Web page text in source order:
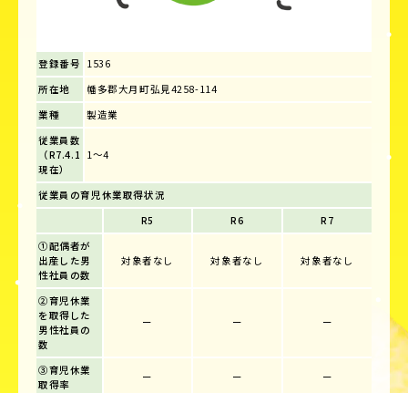
登録番号 1536
所在地
幡多郡大月町弘見4258-114
業種
製造業
従業員数
（R7.4.1
現在）
1～4
従業員の育児休業取得状況
R5
R6
R7
①配偶者が
出産した男
性社員の数
対象者なし 対象者なし 対象者なし
②育児休業
を取得した
男性社員の
数
ー ー ー
③育児休業
取得率
ー ー ー